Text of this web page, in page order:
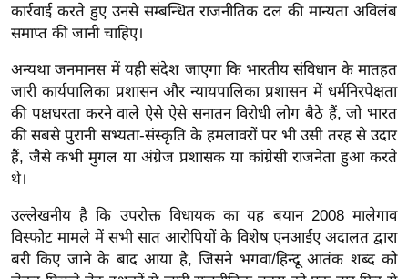
यं
ग
डि
या
सा
हि
त्य
ज
ग
त
कार्रवाई करते हुए उनसे सम्बन्धित राजनीतिक दल की मान्यता अविलंब
समाप्त की जानी चाहिए।
अन्यथा जनमानस में यही संदेश जाएगा कि भारतीय संविधान के मातहत
जारी कार्यपालिका प्रशासन और न्यायपालिका प्रशासन में धर्मनिरपेक्षता
की पक्षधरता करने वाले ऐसे ऐसे सनातन विरोधी लोग बैठे हैं, जो भारत
की सबसे पुरानी सभ्यता-संस्कृति के हमलावरों पर भी उसी तरह से उदार
हैं, जैसे कभी मुगल या अंग्रेज प्रशासक या कांग्रेसी राजनेता हुआ करते
थे।
उल्लेखनीय है कि उपरोक्त विधायक का यह बयान 2008 मालेगाव
विस्फोट मामले में सभी सात आरोपियों के विशेष एनआईए अदालत द्वारा
बरी किए जाने के बाद आया है, जिसने भगवा/हिन्दू आतंक शब्द को